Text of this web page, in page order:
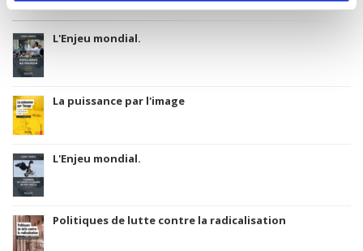
L'Enjeu mondial.
La puissance par l'image
L'Enjeu mondial.
Politiques de lutte contre la radicalisation